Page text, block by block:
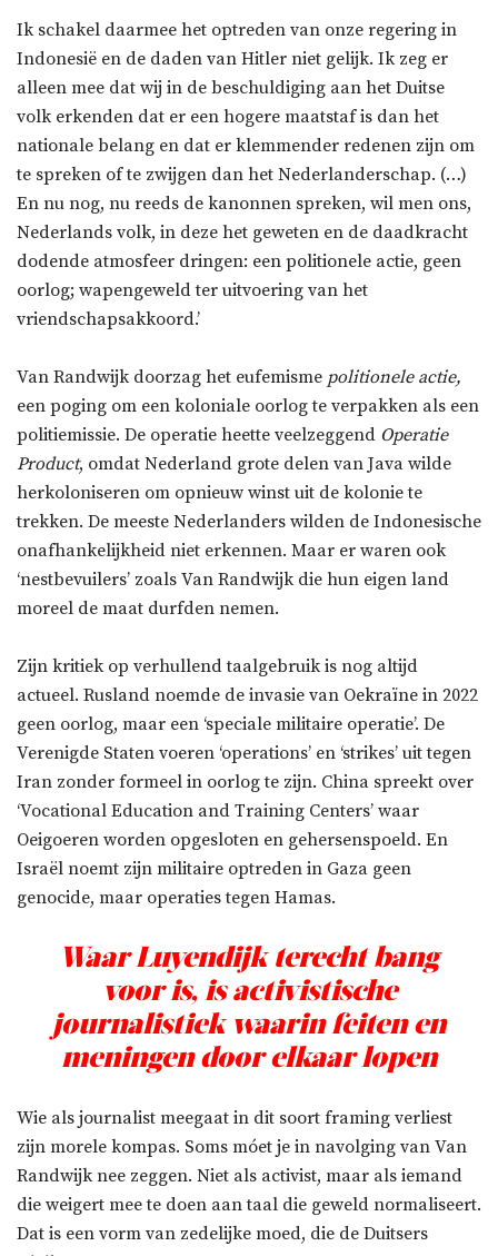
Ik schakel daarmee het optreden van onze regering in
Indonesië en de daden van Hitler niet gelijk. Ik zeg er
alleen mee dat wij in de beschuldiging aan het Duitse
volk erkenden dat er een hogere maatstaf is dan het
nationale belang en dat er klemmender redenen zijn om
te spreken of te zwijgen dan het Nederlanderschap. (…)
En nu nog, nu reeds de kanonnen spreken, wil men ons,
Nederlands volk, in deze het geweten en de daadkracht
dodende atmosfeer dringen: een politionele actie, geen
oorlog; wapengeweld ter uitvoering van het
vriendschapsakkoord.’
Van Randwijk doorzag het eufemisme politionele actie,
een poging om een koloniale oorlog te verpakken als een
politiemissie. De operatie heette veelzeggend Operatie
Product, omdat Nederland grote delen van Java wilde
herkoloniseren om opnieuw winst uit de kolonie te
trekken. De meeste Nederlanders wilden de Indonesische
onafhankelijkheid niet erkennen. Maar er waren ook
‘nestbevuilers’ zoals Van Randwijk die hun eigen land
moreel de maat durfden nemen.
Zijn kritiek op verhullend taalgebruik is nog altijd
actueel. Rusland noemde de invasie van Oekraïne in 2022
geen oorlog, maar een ‘speciale militaire operatie’. De
Verenigde Staten voeren ‘operations’ en ‘strikes’ uit tegen
Iran zonder formeel in oorlog te zijn. China spreekt over
‘Vocational Education and Training Centers’ waar
Oeigoeren worden opgesloten en gehersenspoeld. En
Israël noemt zijn militaire optreden in Gaza geen
genocide, maar operaties tegen Hamas.
Waar Luyendijk terecht bang
voor is, is activistische
journalistiek waarin feiten en
meningen door elkaar lopen
Wie als journalist meegaat in dit soort framing verliest
zijn morele kompas. Soms móet je in navolging van Van
Randwijk nee zeggen. Niet als activist, maar als iemand
die weigert mee te doen aan taal die geweld normaliseert.
Dat is een vorm van zedelijke moed, die de Duitsers